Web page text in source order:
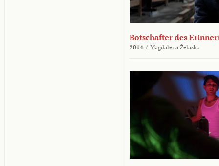
Botschafter des
2014 / Magdalena Żelasko